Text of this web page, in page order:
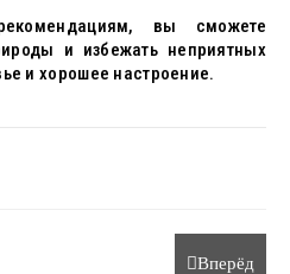
вы сможете
и избежать неприятных
и хорошее настроение.
Вперёд